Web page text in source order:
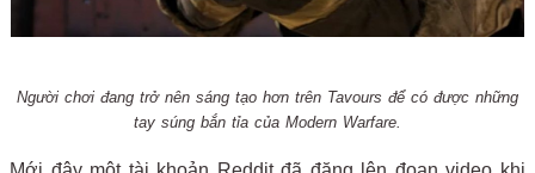
Người chơi đang trở nên sáng tạo hơn trên Tavours để có được những
tay súng bắn tỉa của Modern Warfare.